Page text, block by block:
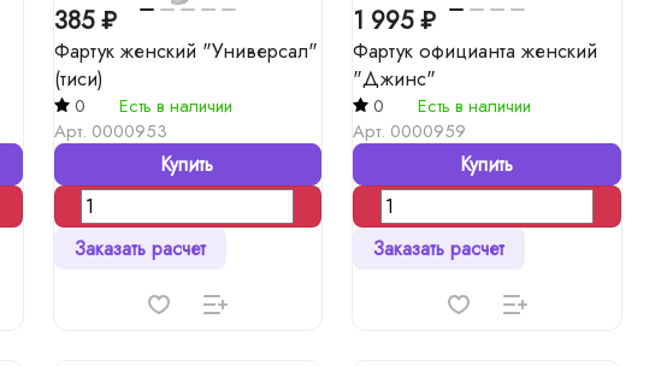
385 ₽
Фартук женский "Универсал"
(тиси)
0
Есть в наличии
Арт. 0000953
Купить
Заказать расчет
1 995 ₽
Фартук официанта женский
"Джинс"
0
Есть в наличии
Арт. 0000959
Купить
Заказать расчет